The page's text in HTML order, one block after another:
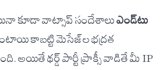
కూడా వాట్సాప్ సందేశాలుఎండ్-టు-
కాబట్టి మెసేజ్‌ల భద్రత
అయితే థర్డ్ పార్టీ ప్రాక్సీ వాడితే మీ IP